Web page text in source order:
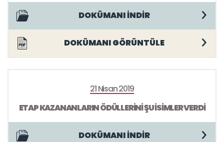
DOKÜMANI İNDİR
DOKÜMANI GÖRÜNTÜLE
21 Nisan 2019
ETAP KAZANANLARIN ÖDÜLLERİNİ ŞU İSİMLER VERDİ
DOKÜMANI İNDİR